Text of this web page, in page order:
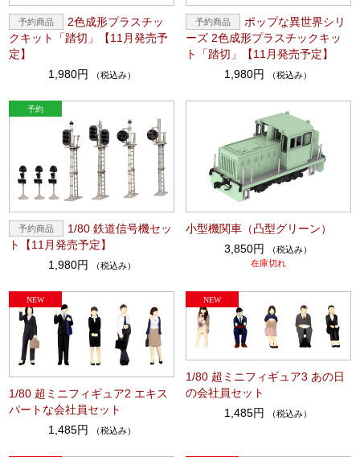
2色成形プラスチッ
クキット「踏切」【11月発売予
定】
1,980円
（税込み）
ポップな異世界シリ
ーズ 2色成形プラスチックキッ
ト「踏切」【11月発売予定】
1,980円
（税込み）
1/80 鉄道信号機セッ
ト【11月発売予定】
1,980円
（税込み）
小型機関車（凸型グリーン）
3,850円
（税込み）
在庫切れ
1/80 超ミニフィギュア2 エキス
パートな会社員セット
1,485円
（税込み）
1/80 超ミニフィギュア3 あの日
の会社員セット
1,485円
（税込み）